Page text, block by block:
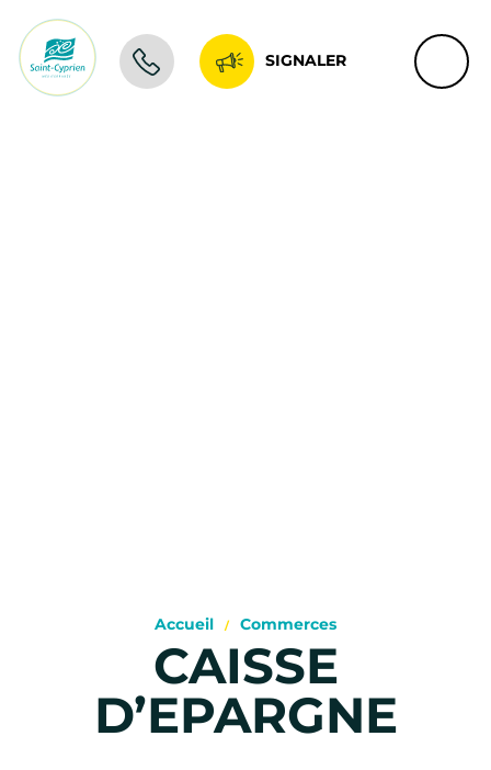
SIGNALER
Accueil Commerces
CAISSE
D’EPARGNE